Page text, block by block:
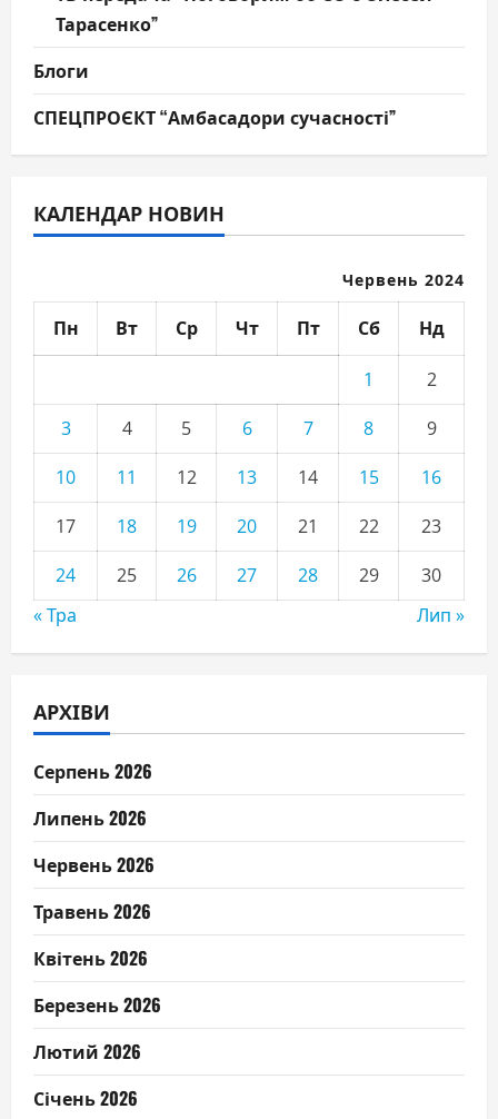
Тарасенко”
Блоги
СПЕЦПРОЄКТ “Амбасадори сучасності”
КАЛЕНДАР НОВИН
Червень 2024
Пн Вт Ср Чт Пт Сб Нд
1
2
3
4 5 6 7 8
9
10
11 12 13 14 15
16
17
18 19 20 21 22
23
24
25 26 27 28 29
30
« Тра
Лип »
АРХІВИ
Серпень 2026
Липень 2026
Червень 2026
Травень 2026
Квітень 2026
Березень 2026
Лютий 2026
Січень 2026